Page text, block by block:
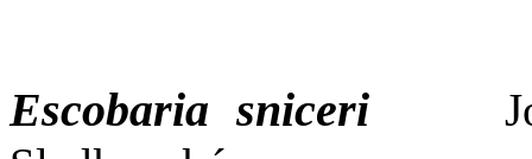
Escobaria sniceriJosef